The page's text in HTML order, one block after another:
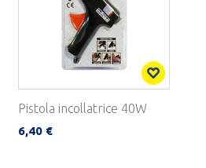
Pistola incollatrice 40W
6,40 €